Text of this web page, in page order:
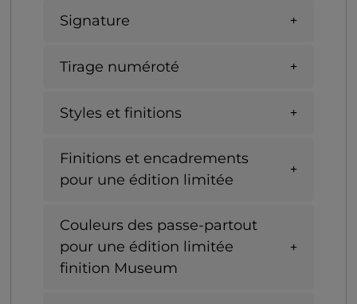
Signature
Tirage numéroté
Styles et finitions
Finitions et encadrements
pour une édition limitée
Couleurs des passe-partout
pour une édition limitée
finition Museum